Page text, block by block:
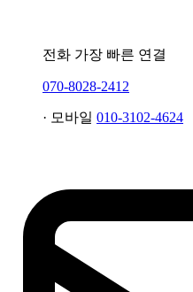
전화 가장 빠른 연결
070-8028-2412
· 모바일 010-3102-4624